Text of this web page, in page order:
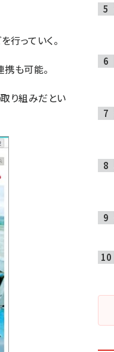
っていく。
も可能。
り組みだとい